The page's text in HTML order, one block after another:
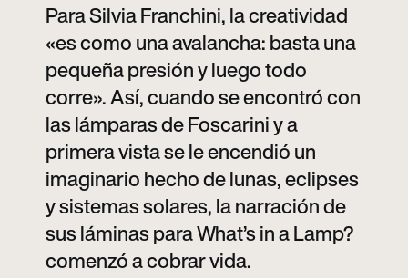
Para Silvia Franchini, la creatividad
«es como una avalancha: basta una
pequeña presión y luego todo
corre». Así, cuando se encontró con
las lámparas de Foscarini y a
primera vista se le encendió un
imaginario hecho de lunas, eclipses
y sistemas solares, la narración de
sus láminas para What’s in a Lamp?
comenzó a cobrar vida.